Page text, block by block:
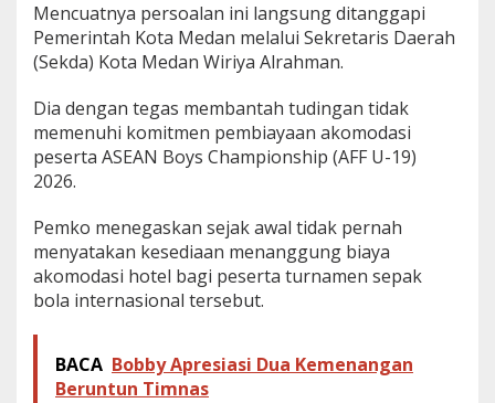
Mencuatnya persoalan ini langsung ditanggapi
Pemerintah Kota Medan melalui Sekretaris Daerah
(Sekda) Kota Medan Wiriya Alrahman.
Dia dengan tegas membantah tudingan tidak
memenuhi komitmen pembiayaan akomodasi
peserta ASEAN Boys Championship (AFF U-19)
2026.
Pemko menegaskan sejak awal tidak pernah
menyatakan kesediaan menanggung biaya
akomodasi hotel bagi peserta turnamen sepak
bola internasional tersebut.
BACA Bobby Apresiasi Dua Kemenangan
Beruntun Timnas